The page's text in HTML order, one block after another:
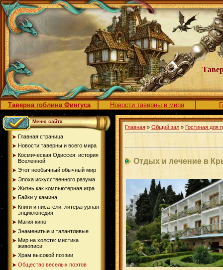
Таверна гоблина Фингуса Новости таверны и мира
Меню сайта
Главная страница
Новости таверны и всего мира
Космическая Одиссея: история
Вселенной
Этот необычный обычный мир
Эпоха искусственного разума
Жизнь как компьютерная игра
Байки у камина
Книги и писатели: литературная
энциклопедия
Магия кино
Знаменитые и талантливые
Мир на холсте: мистика
живописи
Храм высокой поэзии
Общество веселых поэтов
Главная » Общий зал » Гостиная для
Отдых и лечение в